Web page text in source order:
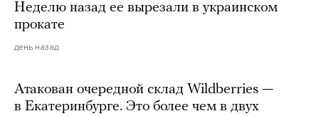
Неделю назад ее вырезали в украинском
прокате
день назад
Атакован очередной склад Wildberries —
в Екатеринбурге. Это более чем в двух